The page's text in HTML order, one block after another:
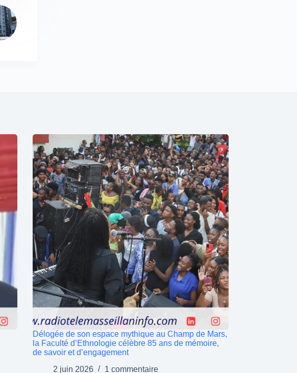
Délogée de son espace mythique au Champ de Mars,
la Faculté d’Ethnologie célèbre 85 ans de mémoire,
de savoir et d’engagement
2 juin 2026
1 commentaire